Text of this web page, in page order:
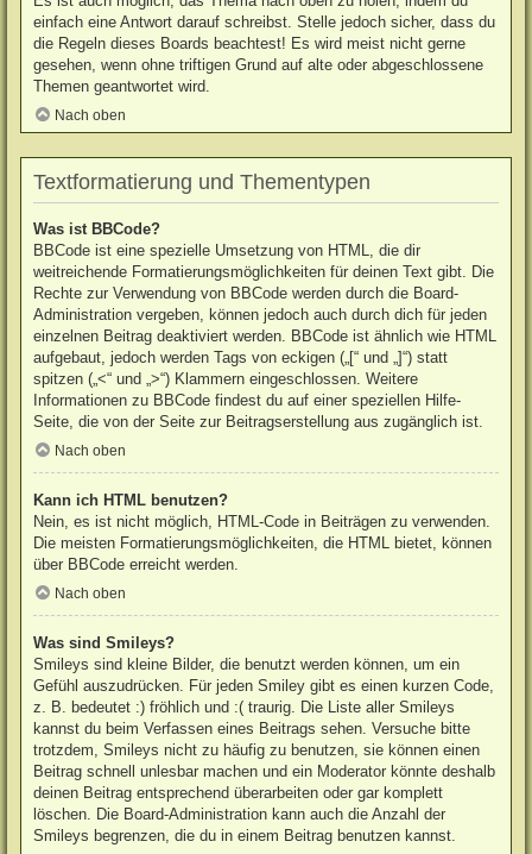
einfach eine Antwort darauf schreibst. Stelle jedoch sicher, dass du
die Regeln dieses Boards beachtest! Es wird meist nicht gerne
gesehen, wenn ohne triftigen Grund auf alte oder abgeschlossene
Themen geantwortet wird.
Nach oben
Textformatierung und Thementypen
Was ist BBCode?
BBCode ist eine spezielle Umsetzung von HTML, die dir
weitreichende Formatierungsmöglichkeiten für deinen Text gibt. Die
Rechte zur Verwendung von BBCode werden durch die Board-
Administration vergeben, können jedoch auch durch dich für jeden
einzelnen Beitrag deaktiviert werden. BBCode ist ähnlich wie HTML
aufgebaut, jedoch werden Tags von eckigen („[“ und „]“) statt
spitzen („<“ und „>“) Klammern eingeschlossen. Weitere
Informationen zu BBCode findest du auf einer speziellen Hilfe-
Seite, die von der Seite zur Beitragserstellung aus zugänglich ist.
Nach oben
Kann ich HTML benutzen?
Nein, es ist nicht möglich, HTML-Code in Beiträgen zu verwenden.
Die meisten Formatierungsmöglichkeiten, die HTML bietet, können
über BBCode erreicht werden.
Nach oben
Was sind Smileys?
Smileys sind kleine Bilder, die benutzt werden können, um ein
Gefühl auszudrücken. Für jeden Smiley gibt es einen kurzen Code,
z. B. bedeutet :) fröhlich und :( traurig. Die Liste aller Smileys
kannst du beim Verfassen eines Beitrags sehen. Versuche bitte
trotzdem, Smileys nicht zu häufig zu benutzen, sie können einen
Beitrag schnell unlesbar machen und ein Moderator könnte deshalb
deinen Beitrag entsprechend überarbeiten oder gar komplett
löschen. Die Board-Administration kann auch die Anzahl der
Smileys begrenzen, die du in einem Beitrag benutzen kannst.